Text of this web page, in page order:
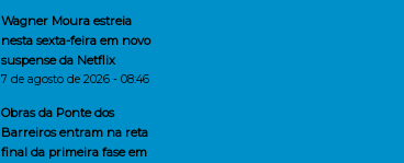
Wagner Moura estreia
nesta sexta-feira em novo
suspense da Netflix
7 de agosto de 2026 - 08:46
Obras da Ponte dos
Barreiros entram na reta
final da primeira fase em